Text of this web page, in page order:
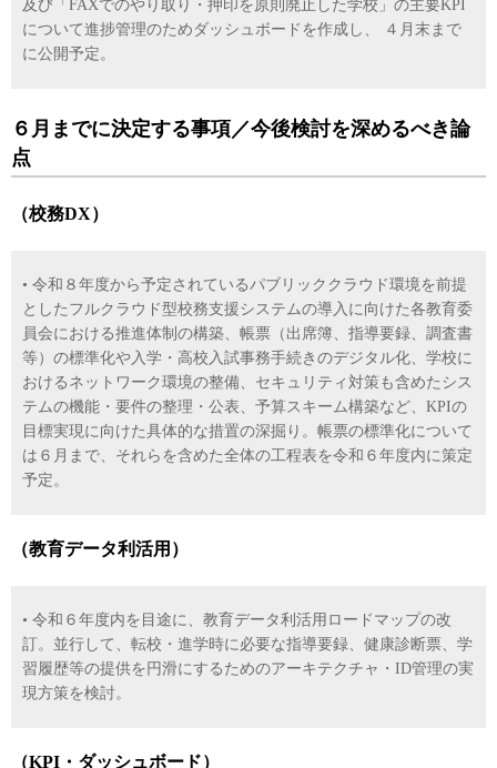
及び「FAXでのやり取り・押印を原則廃止した学校」の主要KPI
について進捗管理のためダッシュボードを作成し、 ４月末まで
に公開予定。
６月までに決定する事項／今後検討を深めるべき論
点
（校務DX）
• 令和８年度から予定されているパブリッククラウド環境を前提
としたフルクラウド型校務支援システムの導入に向けた各教育委
員会における推進体制の構築、帳票（出席簿、指導要録、調査書
等）の標準化や入学・高校入試事務手続きのデジタル化、学校に
おけるネットワーク環境の整備、セキュリティ対策も含めたシス
テムの機能・要件の整理・公表、予算スキーム構築など、KPIの
目標実現に向けた具体的な措置の深掘り。帳票の標準化について
は６月まで、それらを含めた全体の工程表を令和６年度内に策定
予定。
（教育データ利活用）
• 令和６年度内を目途に、教育データ利活用ロードマップの改
訂。並行して、転校・進学時に必要な指導要録、健康診断票、学
習履歴等の提供を円滑にするためのアーキテクチャ・ID管理の実
現方策を検討。
（KPI・ダッシュボード）